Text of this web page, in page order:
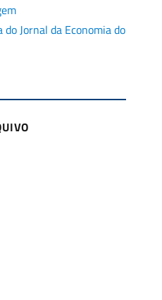
Jornal da Economia do